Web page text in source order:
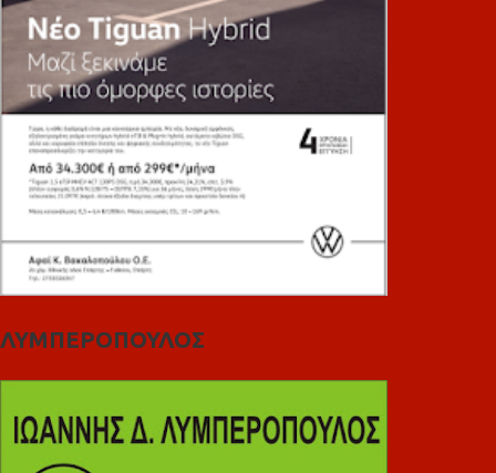
ΛΥΜΠΕΡΟΠΟΥΛΟΣ